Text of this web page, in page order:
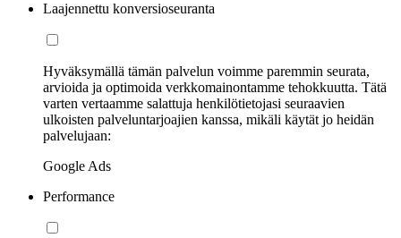
Laajennettu konversioseuranta
Hyväksymällä tämän palvelun voimme paremmin seurata,
arvioida ja optimoida verkkomainontamme tehokkuutta. Tätä
varten vertaamme salattuja henkilötietojasi seuraavien
ulkoisten palveluntarjoajien kanssa, mikäli käytät jo heidän
palvelujaan:
Google Ads
Performance